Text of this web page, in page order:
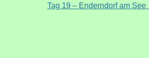
Tag 19 – Enderndorf am See